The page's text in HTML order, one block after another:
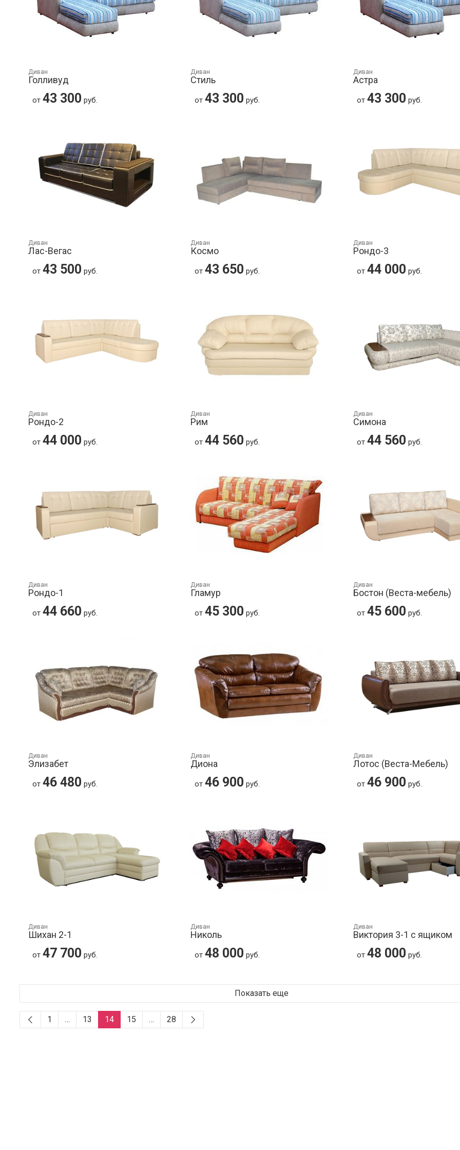
Диван
Голливуд
от 43 300 руб.
Диван
Стиль
от 43 300 руб.
Диван
Астра
от43 300 руб.
Диван
Лас-Вегас
от 43 500 руб.
Диван
Космо
от 43 650 руб.
Диван
Рондо-3
от44 000 руб.
Диван
Рондо-2
от 44 000 руб.
Диван
Рим
от 44 560 руб.
Диван
Симона
от44 560 руб.
Диван
Рондо-1
от 44 660 руб.
Диван
Гламур
от 45 300 руб.
Диван
Бостон (Веста-мебель)
от45 600 руб.
Диван
Элизабет
от 46 480 руб.
Диван
Диона
от 46 900 руб.
Диван
Лотос (Веста-Мебель)
от46 900 руб.
Диван
Шихан 2-1
от 47 700 руб.
Диван
Николь
от 48 000 руб.
Диван
Виктория 3-1 с ящиком
от48 000 руб.
Показать еще
1 … 13 14 15 … 28